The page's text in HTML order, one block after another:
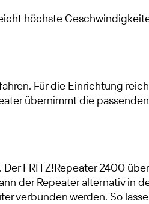
höchste
Für die Einrichtung
übernimmt die
FRITZ!Repeater 2400
der Repeater alternativ in
verbunden werden. So